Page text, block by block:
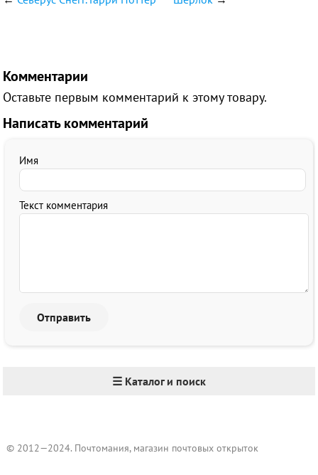
Комментарии
Оставьте первым комментарий к этому товару.
Написать комментарий
Имя
Текст комментария
☰ Каталог и поиск
© 2012—2024. Почтомания, магазин почтовых открыток